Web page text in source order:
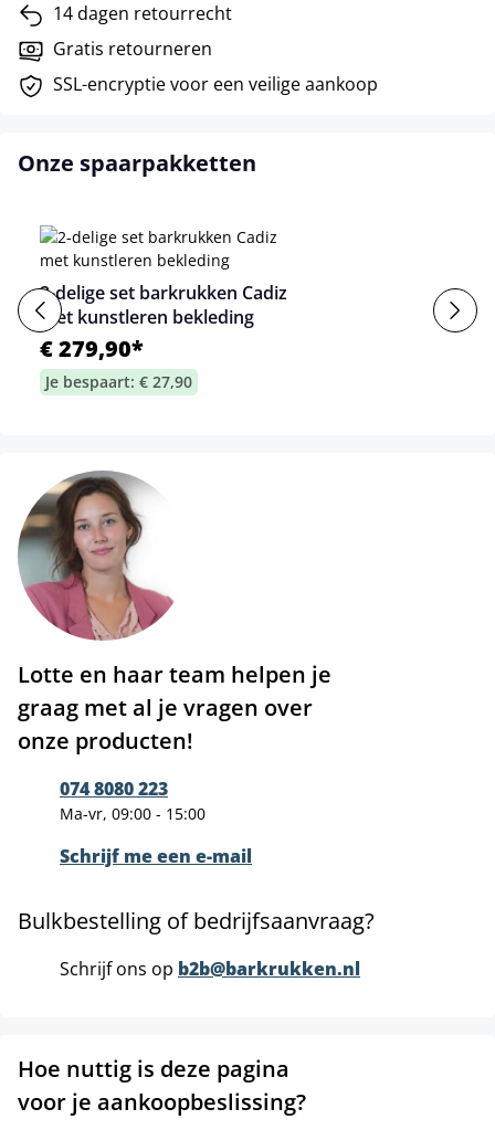
14 dagen retourrecht
Gratis retourneren
SSL-encryptie voor een veilige aankoop
Onze spaarpakketten
2-delige set barkrukken Cadiz
met kunstleren bekleding
€ 279,90*
Je bespaart: € 27,90
Lotte en haar team helpen je
graag met al je vragen over
onze producten!
074 8080 223
Ma-vr, 09:00 - 15:00
Schrijf me een e-mail
Bulkbestelling of bedrijfsaanvraag?
Schrijf ons op b2b@barkrukken.nl
Hoe nuttig is deze pagina
voor je aankoopbeslissing?